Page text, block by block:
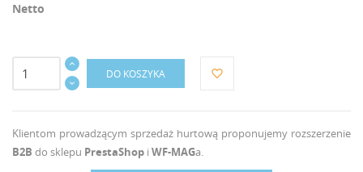
Netto
DO KOSZYKA favorite_border
Klientom prowadzącym sprzedaż hurtową proponujemy rozszerzenie
B2B do sklepu PrestaShop i WF-MAGa.